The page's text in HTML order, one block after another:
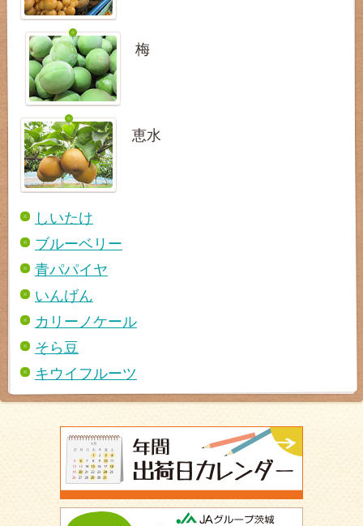
梅
恵水
しいたけ
ブルーベリー
青パパイヤ
いんげん
カリーノケール
そら豆
キウイフルーツ